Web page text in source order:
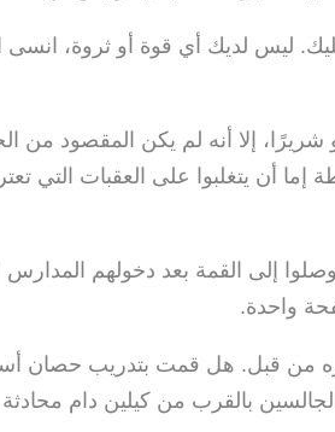
ليس لديك أي قوة أو ثروة،
إلا أنه لم يكن المقصود من
إما أن يتغلبوا على العقبات التي
وصلوا إلى القمة بعد دخولهم
واحدة.
من قبل. هل قمت بتدريب حصان
بالقرب من كيلين دام